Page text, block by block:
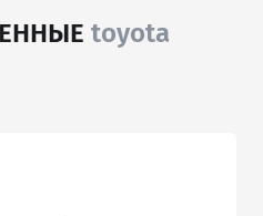
toyota